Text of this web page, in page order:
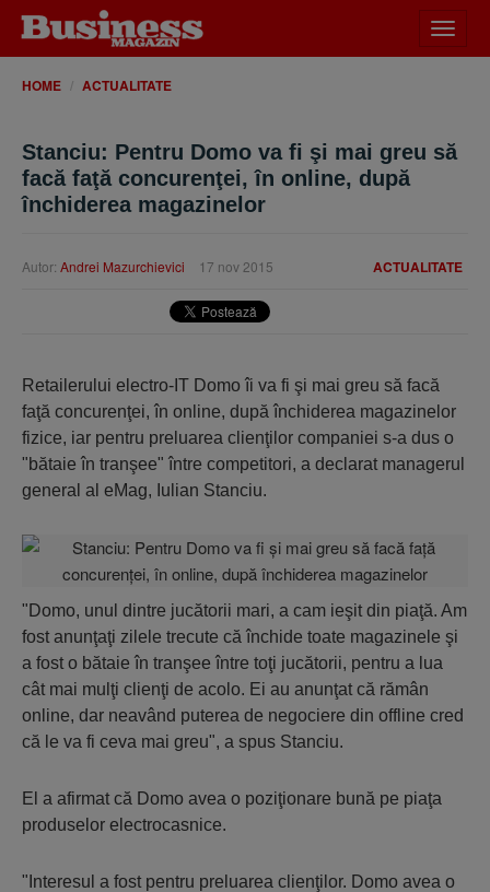
meniu
HOME ACTUALITATE
Stanciu: Pentru Domo va fi şi mai greu să
facă faţă concurenţei, în online, după
închiderea magazinelor
ACTUALITATE
Autor: Andrei Mazurchievici 17 nov 2015
Retailerului electro-IT Domo îi va fi şi mai greu să facă
faţă concurenţei, în online, după închiderea magazinelor
fizice, iar pentru preluarea clienţilor companiei s-a dus o
"bătaie în tranşee" între competitori, a declarat managerul
general al eMag, Iulian Stanciu.
"Domo, unul dintre jucătorii mari, a cam ieşit din piaţă. Am
fost anunţaţi zilele trecute că închide toate magazinele şi
a fost o bătaie în tranşee între toţi jucătorii, pentru a lua
cât mai mulţi clienţi de acolo. Ei au anunţat că rămân
online, dar neavând puterea de negociere din offline cred
că le va fi ceva mai greu", a spus Stanciu.
El a afirmat că Domo avea o poziţionare bună pe piaţa
produselor electrocasnice.
"Interesul a fost pentru preluarea clienţilor. Domo avea o